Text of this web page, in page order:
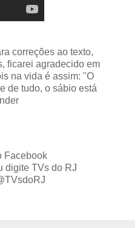
correções ao texto,
ficarei agradecido em
na vida é assim: "O
de tudo, o sábio está
Facebook
digite TVs do RJ